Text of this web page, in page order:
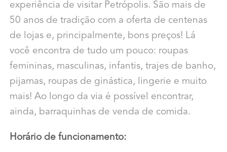
experiência de visitar Petrópolis. São mais de
50 anos de tradição com a oferta de centenas
de lojas e, principalmente, bons preços! Lá
você encontra de tudo um pouco: roupas
femininas, masculinas, infantis, trajes de banho,
pijamas, roupas de ginástica, lingerie e muito
mais! Ao longo da via é possível encontrar,
ainda, barraquinhas de venda de comida.
Horário de funcionamento: